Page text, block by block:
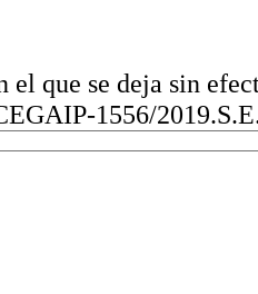
el que se deja sin
1556/